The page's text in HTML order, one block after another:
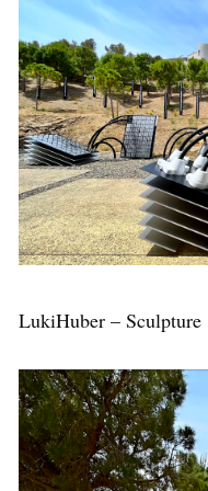
LukiHuber – Sculpture